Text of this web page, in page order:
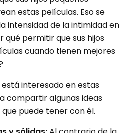
estas películas. Eso se
intensidad de la intimidad en
qué permitir que sus hijos
cuando tienen mejores
está interesado en estas
compartir algunas ideas
puede tener con él.